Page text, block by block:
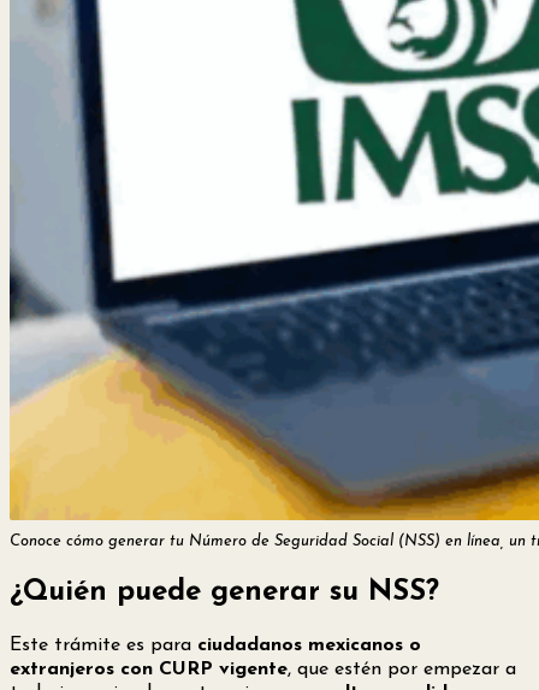
Conoce cómo generar tu Número de Seguridad Social (NSS) en línea, un
¿Quién puede generar su NSS?
Este trámite es para ciudadanos mexicanos o
extranjeros con CURP vigente, que estén por empezar a